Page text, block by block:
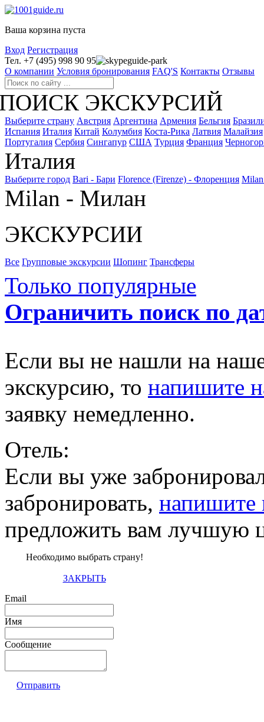
Ваша корзина пуста
Вход Регистрация
Тел. +7 (495) 998 90 95
guide-park
О компании Условия бронирования FAQ'S Контакты Отзывы
ЭКСКУРСИЙ
Выберите страну Австрия Аргентина Армения Бельгия
Испания Италия Китай Колумбия Коста-Рика Латвия Малайзия
Португалия Сербия Сингапур США Турция Франция
Италия
Выберите город Bari - Бари Florence (Firenze) - Флоренция
Milan - Милан
ЭКСКУРСИИ
Все Групповые экскурсии Шопинг Трансферы
Только популярные
Ограничить поиск по
Если вы не нашли на
экскурсию, то напишите
заявку немедленно.
Отель:
Если вы уже
забронировать, напишите
предложить вам лучшую
Необходимо выбрать страну!
ЗАКРЫТЬ
Email
Имя
Сообщение
Отправить